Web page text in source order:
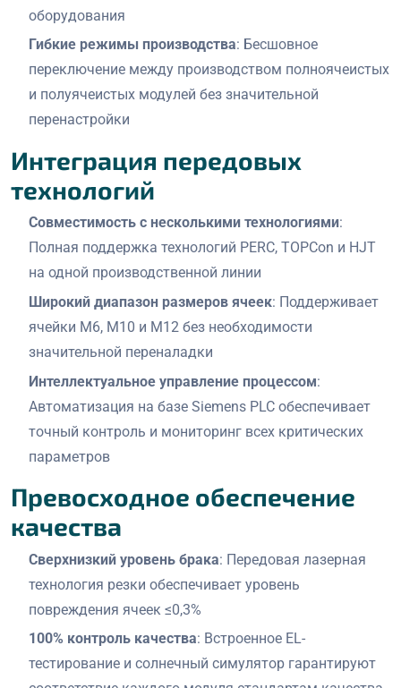
оборудования
Гибкие режимы производства: Бесшовное
переключение между производством полноячеистых
и полуячеистых модулей без значительной
перенастройки
Интеграция передовых
технологий
Совместимость с несколькими технологиями:
Полная поддержка технологий PERC, TOPCon и HJT
на одной производственной линии
Широкий диапазон размеров ячеек: Поддерживает
ячейки M6, M10 и M12 без необходимости
значительной переналадки
Интеллектуальное управление процессом:
Автоматизация на базе Siemens PLC обеспечивает
точный контроль и мониторинг всех критических
параметров
Превосходное обеспечение
качества
Сверхнизкий уровень брака: Передовая лазерная
технология резки обеспечивает уровень
повреждения ячеек ≤0,3%
100% контроль качества: Встроенное EL-
тестирование и солнечный симулятор гарантируют